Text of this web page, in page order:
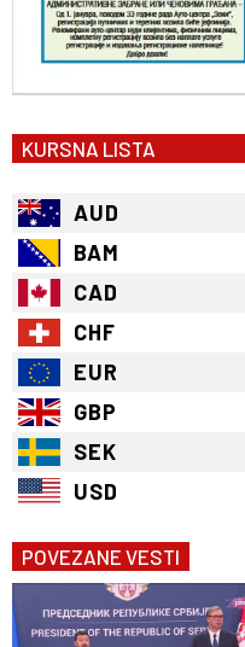
KURSNA LISTA
AUD
BAM
CAD
CHF
EUR
GBP
SEK
USD
POVEZANE VESTI